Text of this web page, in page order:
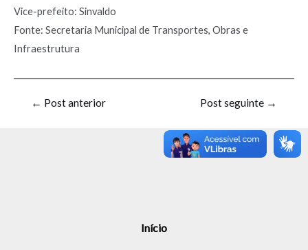
Vice-prefeito: Sinvaldo
Fonte: Secretaria Municipal de Transportes, Obras e
Infraestrutura
← Post anterior Post seguinte →
Início